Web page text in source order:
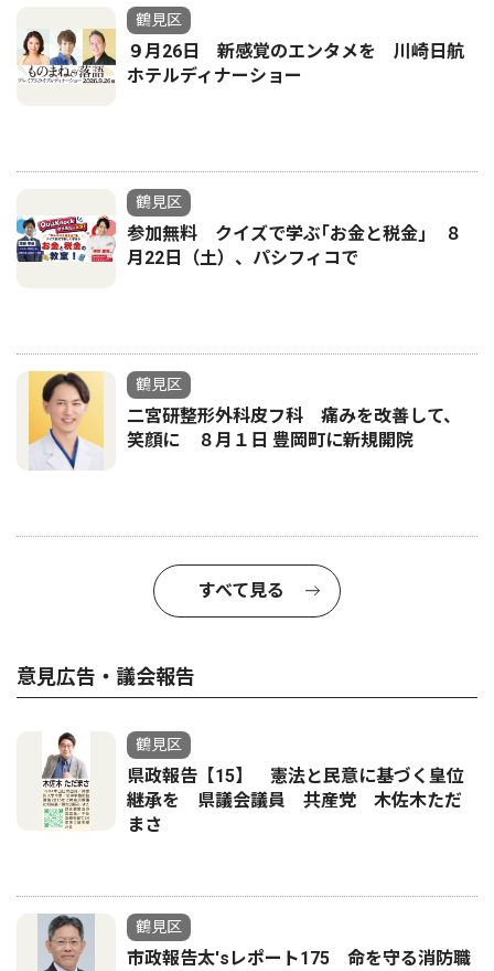
鶴見区
９月26日 新感覚のエンタメを 川崎日航
ホテルディナーショー
鶴見区
参加無料 クイズで学ぶ｢お金と税金｣ ８
月22日（土）、パシフィコで
鶴見区
二宮研整形外科皮フ科 痛みを改善して、
笑顔に ８月１日 豊岡町に新規開院
すべて見る
意見広告・議会報告
鶴見区
県政報告【15】 憲法と民意に基づく皇位
継承を 県議会議員 共産党 木佐木ただ
まさ
鶴見区
市政報告太'sレポート175 命を守る消防職